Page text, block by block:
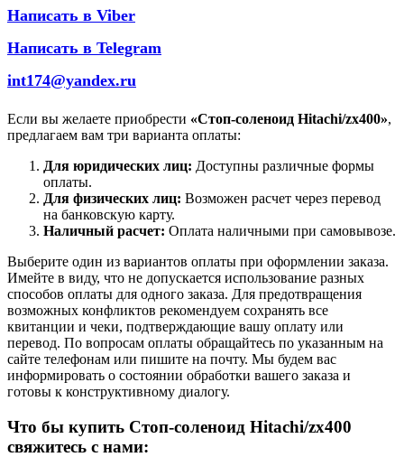
Написать в Viber
Написать в Telegram
int174@yandex.ru
Если вы желаете приобрести «Стоп-соленоид Hitachi/zx400»,
предлагаем вам три варианта оплаты:
Для юридических лиц: Доступны различные формы
оплаты.
Для физических лиц: Возможен расчет через перевод
на банковскую карту.
Наличный расчет: Оплата наличными при самовывозе.
Выберите один из вариантов оплаты при оформлении заказа.
Имейте в виду, что не допускается использование разных
способов оплаты для одного заказа. Для предотвращения
возможных конфликтов рекомендуем сохранять все
квитанции и чеки, подтверждающие вашу оплату или
перевод. По вопросам оплаты обращайтесь по указанным на
сайте телефонам или пишите на почту. Мы будем вас
информировать о состоянии обработки вашего заказа и
готовы к конструктивному диалогу.
Что бы купить Стоп-соленоид Hitachi/zx400
свяжитесь с нами: